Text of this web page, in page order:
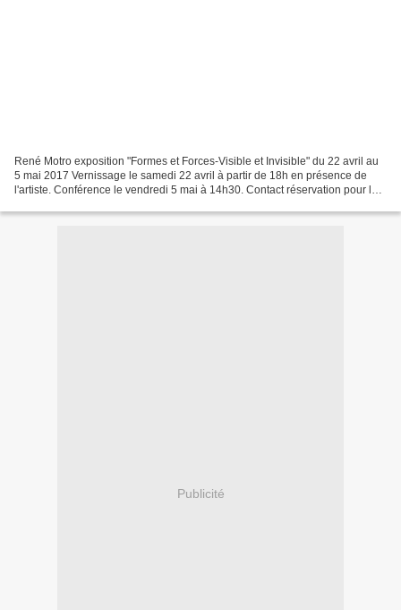
René Motro exposition "Formes et Forces-Visible et Invisible" du 22 avril au
5 mai 2017 Vernissage le samedi 22 avril à partir de 18h en présence de
l'artiste. Conférence le vendredi 5 mai à 14h30. Contact réservation pour la
Publicité